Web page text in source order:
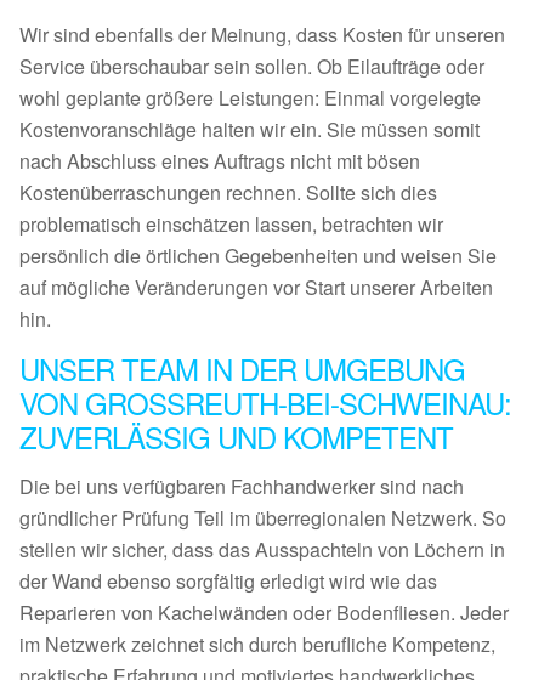
Wir sind ebenfalls der Meinung, dass Kosten für unseren
Service überschaubar sein sollen. Ob Eilaufträge oder
wohl geplante größere Leistungen: Einmal vorgelegte
Kostenvoranschläge halten wir ein. Sie müssen somit
nach Abschluss eines Auftrags nicht mit bösen
Kostenüberraschungen rechnen. Sollte sich dies
problematisch einschätzen lassen, betrachten wir
persönlich die örtlichen Gegebenheiten und weisen Sie
auf mögliche Veränderungen vor Start unserer Arbeiten
hin.
UNSER TEAM IN DER UMGEBUNG
VON GROSSREUTH-BEI-SCHWEINAU:
ZUVERLÄSSIG UND KOMPETENT
Die bei uns verfügbaren Fachhandwerker sind nach
gründlicher Prüfung Teil im überregionalen Netzwerk. So
stellen wir sicher, dass das Ausspachteln von Löchern in
der Wand ebenso sorgfältig erledigt wird wie das
Reparieren von Kachelwänden oder Bodenfliesen. Jeder
im Netzwerk zeichnet sich durch berufliche Kompetenz,